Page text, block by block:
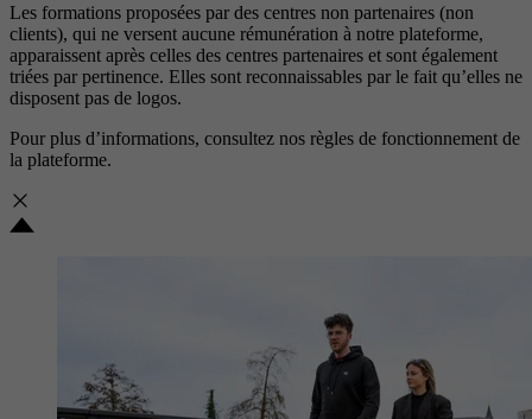
Les formations proposées par des centres non partenaires (non
clients), qui ne versent aucune rémunération à notre plateforme,
apparaissent après celles des centres partenaires et sont également
triées par pertinence. Elles sont reconnaissables par le fait qu’elles ne
disposent pas de logos.
Pour plus d’informations, consultez nos règles de fonctionnement de
la plateforme.